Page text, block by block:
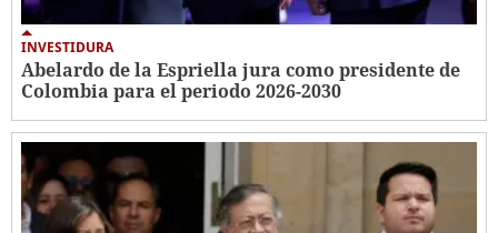
INVESTIDURA
Abelardo de la Espriella jura como presidente de
Colombia para el periodo 2026-2030